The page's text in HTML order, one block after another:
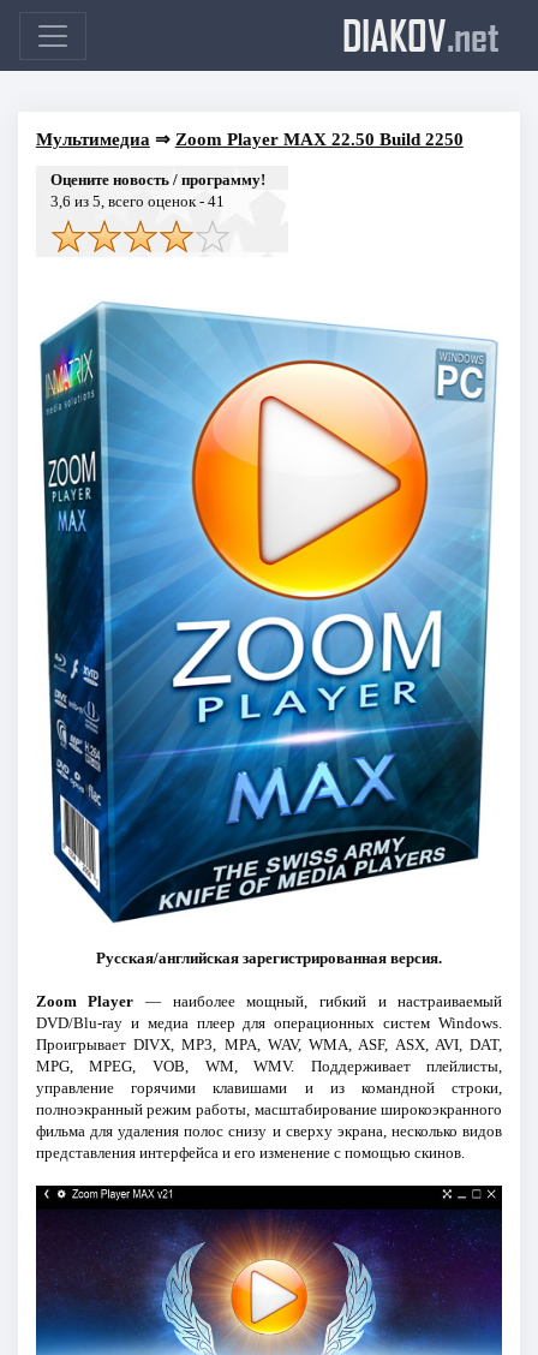
DIAKOV.net
Мультимедиа ⇒ Zoom Player MAX 22.50 Build 2250
Оцените новость / программу!
3,6 из 5, всего оценок - 41
Русская/английская зарегистрированная версия.
Zoom Player — наиболее мощный, гибкий и настраиваемый
DVD/Blu-ray и медиа плеер для операционных систем Windows.
Проигрывает DIVX, MP3, MPA, WAV, WMA, ASF, ASX, AVI, DAT,
MPG, MPEG, VOB, WM, WMV. Поддерживает плейлисты,
управление горячими клавишами и из командной строки,
полноэкранный режим работы, маcштабирование широкоэкранного
фильма для удаления полос снизу и сверху экрана, несколько видов
представления интерфейса и его изменение с помощью скинов.